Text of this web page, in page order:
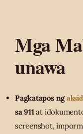
Mga
unawa
Pagkatapos ng
sa 911at
screenshot,